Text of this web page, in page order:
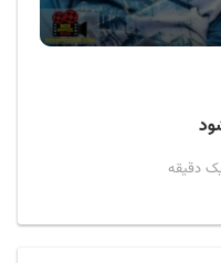
دقیقه